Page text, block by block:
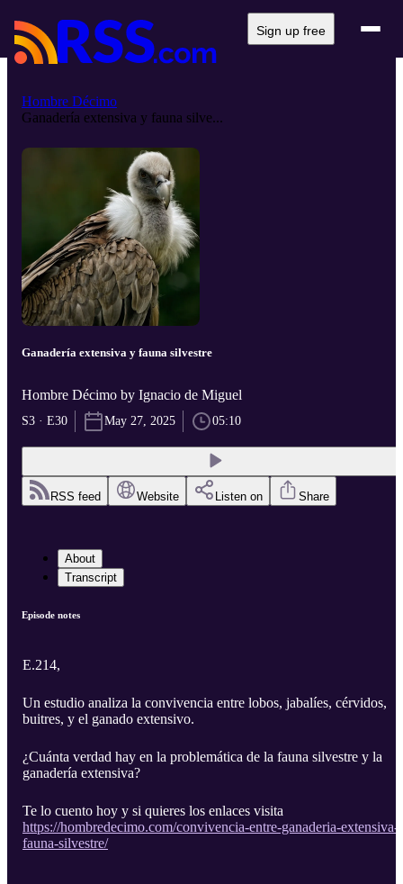
Sign up free
Hombre Décimo
Ganadería extensiva y fauna silve...
Ganadería extensiva y fauna silvestre
Hombre Décimo by Ignacio de Miguel
S3 · E30 May 27, 2025 05:10
RSS feed Website Listen on Share
About
Transcript
Episode notes
E.214,
Un estudio analiza la convivencia entre lobos, jabalíes, cérvidos,
buitres, y el ganado extensivo.
¿Cuánta verdad hay en la problemática de la fauna silvestre y la
ganadería extensiva?
Te lo cuento hoy y si quieres los enlaces visita
https://hombredecimo.com/convivencia-entre-ganaderia-extensiva-
fauna-silvestre/